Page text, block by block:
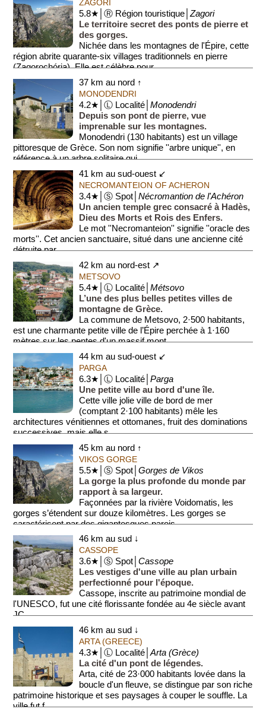
ZAGORI
5.8★│Ⓡ Région touristique│Zagori
Le territoire secret des ponts de pierre et
des gorges.
Nichée dans les montagnes de l'Épire, cette
région abrite quarante-six villages traditionnels en pierre
(Zagorochória). Elle est célèbre pour ...
37 km au nord ↑
MONODENDRI
4.2★│Ⓛ Localité│Monodendri
Depuis son pont de pierre, vue
imprenable sur les montagnes.
Monodendri (130 habitants) est un village
pittoresque de Grèce. Son nom signifie ''arbre unique'', en
référence à un arbre solitaire qui ...
41 km au sud-ouest ↙
NECROMANTEION OF ACHERON
3.4★│Ⓢ Spot│Nécromantion de l'Achéron
Un ancien temple grec consacré à Hadès,
Dieu des Morts et Rois des Enfers.
Le mot ''Necromanteion'' signifie ''oracle des
morts''. Cet ancien sanctuaire, situé dans une ancienne cité
détruite par...
42 km au nord-est ↗
METSOVO
5.4★│Ⓛ Localité│Métsovo
L’une des plus belles petites villes de
montagne de Grèce.
La commune de Metsovo, 2·500 habitants,
est une charmante petite ville de l’Épire perchée à 1·160
mètres sur les pentes d'un massif mont...
44 km au sud-ouest ↙
PARGA
6.3★│Ⓛ Localité│Parga
Une petite ville au bord d'une île.
Cette ville jolie ville de bord de mer
(comptant 2·100 habitants) mêle les
architectures vénitiennes et ottomanes, fruit des dominations
successives, mais elle s...
45 km au nord ↑
VIKOS GORGE
5.5★│Ⓢ Spot│Gorges de Vikos
La gorge la plus profonde du monde par
rapport à sa largeur.
Façonnées par la rivière Voidomatis, les
gorges s’étendent sur douze kilomètres. Les gorges se
caractérisent par des gigantesques parois...
46 km au sud ↓
CASSOPE
3.6★│Ⓢ Spot│Cassope
Les vestiges d'une ville au plan urbain
perfectionné pour l'époque.
Cassope, inscrite au patrimoine mondial de
l'UNESCO, fut une cité florissante fondée au 4e siècle avant
JC.
Ses ruines, p...
46 km au sud ↓
ARTA (GREECE)
4.3★│Ⓛ Localité│Arta (Grèce)
La cité d'un pont de légendes.
Arta, cité de 23·000 habitants lovée dans la
boucle d'un fleuve, se distingue par son riche
patrimoine historique et ses paysages à couper le souffle. La
ville fut f...